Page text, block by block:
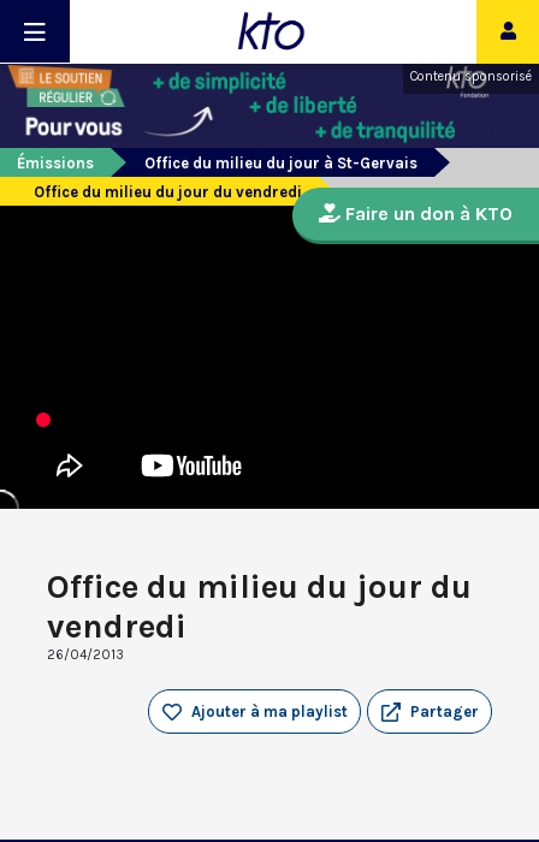
Contenu sponsorisé
Émissions
Office du milieu du jour à St-Gervais
Office du milieu du jour du vendredi
Office du milieu du jour du
vendredi
26/04/2013
Partager
Ajouter à ma playlist
Faire un don à KTO